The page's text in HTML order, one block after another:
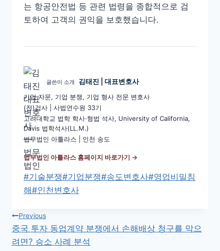
는 항공안전법 등 관련 법령을 종합적으로 검
토하여 고객의 권익을 보호했습니다.
글쓴이 소개 김태진 | 대표변호사
기업 자문, 기업 분쟁, 기업 형사 전문 변호사
(전)검사 | 사법연수원 33기
고려대학교 법학 학사·형법 석사, University of California,
Davis 법학석사(LL.M.)
법무법인 아틀라스 | 인천 송도
법무법인 아틀라스 홈페이지 바로가기 →
Post
Tags:
#기술분쟁#기업분쟁#송도변호사#영업비밀침
해#인천변호사
글
탐
Previous
중국 투자 동업계약 분쟁에서 손해배상 청구를 막으
려면? 승소 사례 분석